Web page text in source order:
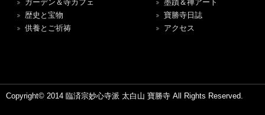
ガーデン＆寺カフェ
歴史と宝物
供養とご祈祷
墨蹟＆禅アート
寶勝寺日誌
アクセス
Copyright© 2014 臨済宗妙心寺派 太白山 寶勝寺 All Rights Reserved.